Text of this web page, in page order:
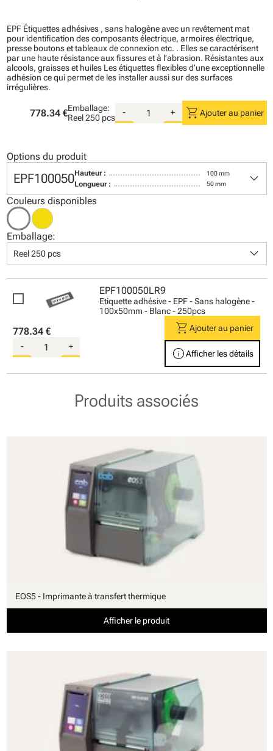
EPF Étiquettes adhésives , sans halogène avec un revêtement mat
pour identification des composants électrique, armoires électrique,
presse boutons et tableaux de connexion etc. . Elles se caractérisent
par une haute résistance aux fissures et à l’abrasion. Résistantes aux
alcools, graisses et huiles Les étiquettes flexibles d’une exceptionnelle
adhésion ce qui permet de les installer aussi sur des surfaces
irrégulières.
778.34 €Emballage:
Reel250 pcs
- + shopping_cart Ajouter au panier
Options du produit
EPF100050Hauteur : 100 mm
Longueur : 50 mm keyboard_arrow_down
Couleurs disponibles
Emballage:
Reel 250 pcs keyboard_arrow_down
EPF100050LR9
Etiquette adhésive - EPF - Sans halogène -
100x50mm - Blanc - 250pcs
778.34 €
- +
shopping_cart Ajouter au panier
infoAfficher les détails
Produits associés
EOS5 - Imprimante à transfert thermique
Afficher le produit